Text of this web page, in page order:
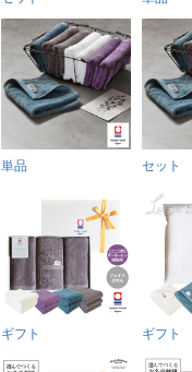
単品 セット
ギフト ギフト